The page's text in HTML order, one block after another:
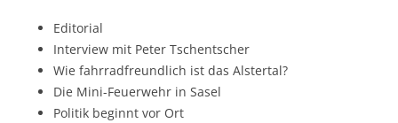
Editorial
Interview mit Peter Tschentscher
Wie fahrradfreundlich ist das Alstertal?
Die Mini-Feuerwehr in Sasel
Politik beginnt vor Ort